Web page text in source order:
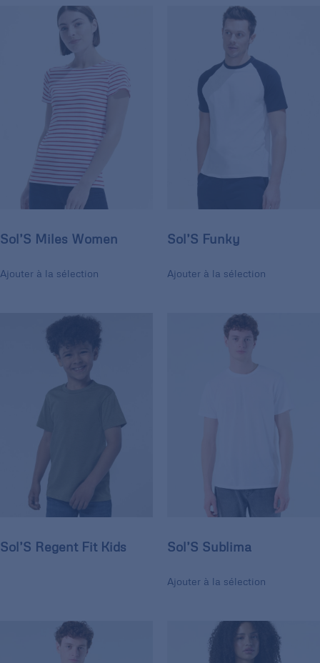
Sol’S Miles Women
Ajouter à la sélection
Sol’S Funky
Ajouter à la sélection
Sol’S Regent Fit Kids Sol’S Sublima
Ajouter à la sélection